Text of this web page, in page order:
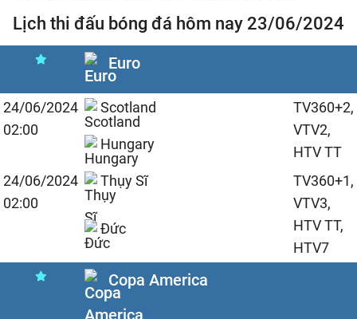
Lịch thi đấu bóng đá hôm nay 23/06/2024
Euro
24/06/2024
02:00
Scotland
TV360+2,
VTV2,
HTV TT
Hungary
24/06/2024
02:00
Thụy Sĩ
TV360+1,
VTV3,
HTV TT,
HTV7
Đức
Copa America